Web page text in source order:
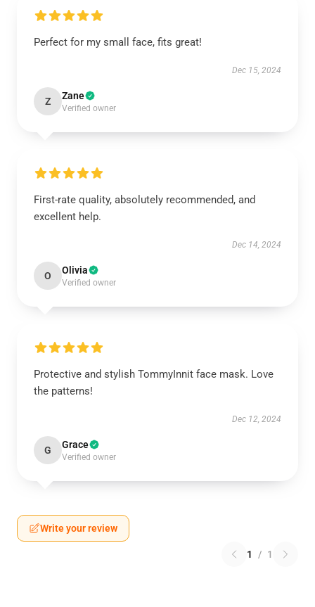
Perfect for my small face, fits great!
Dec 15, 2024
Z Zane
Verified owner
First-rate quality, absolutely recommended, and
excellent help.
Dec 14, 2024
O Olivia
Verified owner
Protective and stylish TommyInnit face mask. Love
the patterns!
Dec 12, 2024
G Grace
Verified owner
Write your review
1 / 1